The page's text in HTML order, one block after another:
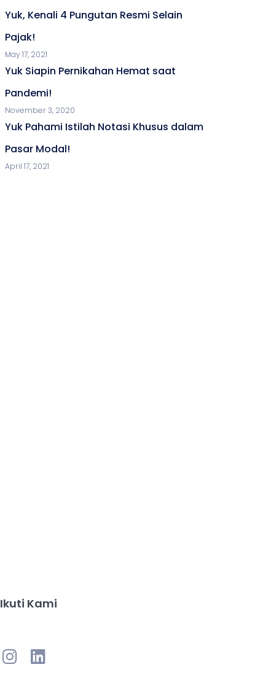
Yuk, Kenali 4 Pungutan Resmi Selain
Pajak!
May 17, 2021
Yuk Siapin Pernikahan Hemat saat
Pandemi!
November 3, 2020
Yuk Pahami Istilah Notasi Khusus dalam
Pasar Modal!
April 17, 2021
Ikuti Kami